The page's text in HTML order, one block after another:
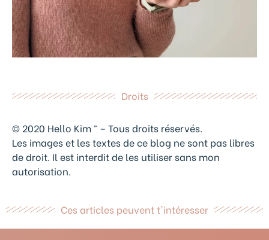
Droits
© 2020 Hello Kim ™ – Tous droits réservés.
Les images et les textes de ce blog ne sont pas libres
de droit. Il est interdit de les utiliser sans mon
autorisation.
Ces articles peuvent t'intéresser